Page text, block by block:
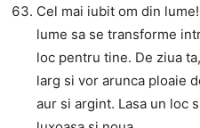
Cel mai iubit om din
lume sa se transforme
loc pentru tine. De ziua
larg si vor arunca ploaie
aur si argint. Lasa un loc